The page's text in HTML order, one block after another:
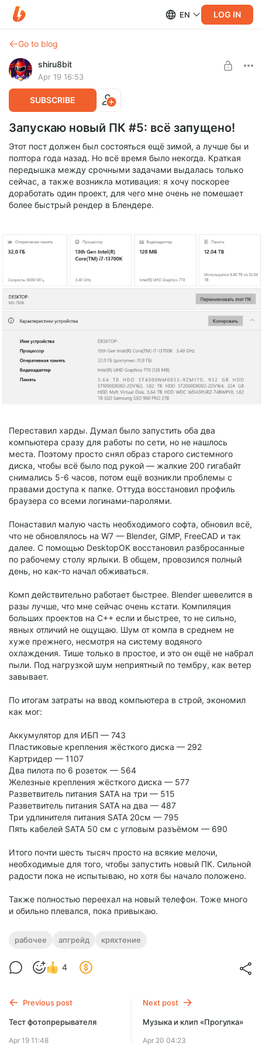
EN LOG IN
Go to blog
shiru8bit
Apr 19 16:53
SUBSCRIBE
Запускаю новый ПК #5: всё запущено!
Этот пост должен был состояться ещё зимой, а лучше бы и
полтора года назад. Но всё время было некогда. Краткая
передышка между срочными задачами выдалась только
сейчас, а также возникла мотивация: я хочу поскорее
доработать один проект, для чего мне очень не помешает
более быстрый рендер в Блендере.
Переставил харды. Думал было запустить оба два
компьютера сразу для работы по сети, но не нашлось
места. Поэтому просто снял образ старого системного
диска, чтобы всё было под рукой — жалкие 200 гигабайт
снимались 5-6 часов, потом ещё возникли проблемы с
правами доступа к папке. Оттуда восстановил профиль
браузера со всеми логинами-паролями.
Понаставил малую часть необходимого софта, обновил всё,
что не обновлялось на W7 — Blender, GIMP, FreeCAD и так
далее. С помощью DesktopOK восстановил разбросанные
по рабочему столу ярлыки. В общем, провозился полный
день, но как-то начал обживаться.
Комп действительно работает быстрее. Blender шевелится в
разы лучше, что мне сейчас очень кстати. Компиляция
больших проектов на C++ если и быстрее, то не сильно,
явных отличий не ощущаю. Шум от компа в среднем не
хуже прежнего, несмотря на систему водяного
охлаждения. Тише только в простое, и это он ещё не набрал
пыли. Под нагрузкой шум неприятный по тембру, как ветер
завывает.
По итогам затраты на ввод компьютера в строй, экономил
как мог:
Аккумулятор для ИБП — 743
Пластиковые крепления жёсткого диска — 292
Картридер — 1107
Два пилота по 6 розеток — 564
Железные крепления жёсткого диска — 577
Разветвитель питания SATA на три — 515
Разветвитель питания SATA на два — 487
Три удлинителя питания SATA 20см — 795
Пять кабелей SATA 50 см с угловым разъёмом — 690
Итого почти шесть тысяч просто на всякие мелочи,
необходимые для того, чтобы запустить новый ПК. Сильной
радости пока не испытываю, но хотя бы начало положено.
Также полностью переехал на новый телефон. Тоже много
и обильно плевался, пока привыкаю.
рабочее апгрейд кряхтение
4
Previous post
Тест фотопрерывателя
Apr 19 11:48
Next post
Музыка и клип «Прогулка»
Apr 20 04:23